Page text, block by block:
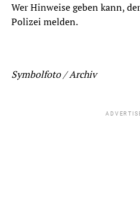
Wer Hinweise geben kann,
Polizei melden.
Symbolfoto / Archiv